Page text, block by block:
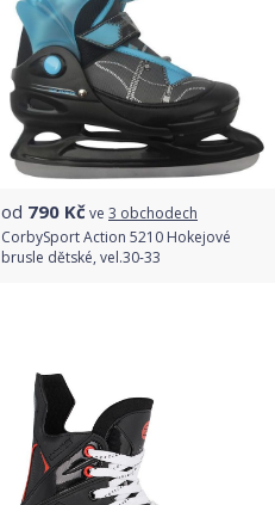
od 790 Kčve 3 obchodech
CorbySport Action 5210 Hokejové
brusle dětské, vel.30-33